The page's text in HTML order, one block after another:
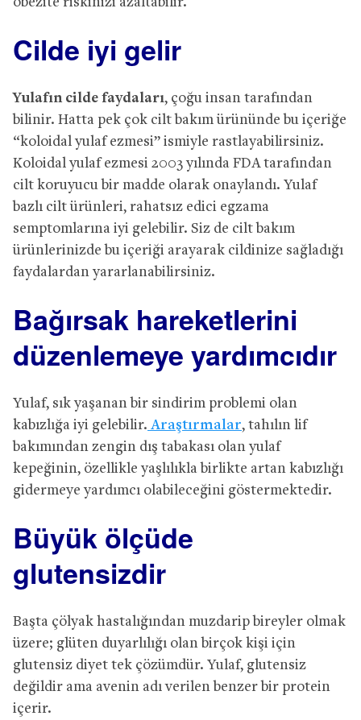
Cilde iyi gelir
Yulafın cilde faydaları, çoğu insan tarafından
bilinir. Hatta pek çok cilt bakım ürününde bu içeriğe
“koloidal yulaf ezmesi” ismiyle rastlayabilirsiniz.
Koloidal yulaf ezmesi 2003 yılında FDA tarafından
cilt koruyucu bir madde olarak onaylandı. Yulaf
bazlı cilt ürünleri, rahatsız edici egzama
semptomlarına iyi gelebilir. Siz de cilt bakım
ürünlerinizde bu içeriği arayarak cildinize sağladığı
faydalardan yararlanabilirsiniz.
Bağırsak hareketlerini
düzenlemeye yardımcıdır
Yulaf, sık yaşanan bir sindirim problemi olan
kabızlığa iyi gelebilir. Araştırmalar, tahılın lif
bakımından zengin dış tabakası olan yulaf
kepeğinin, özellikle yaşlılıkla birlikte artan kabızlığı
gidermeye yardımcı olabileceğini göstermektedir.
Büyük ölçüde
glutensizdir
Başta çölyak hastalığından muzdarip bireyler olmak
üzere; glüten duyarlılığı olan birçok kişi için
glutensiz diyet tek çözümdür. Yulaf, glutensiz
değildir ama avenin adı verilen benzer bir protein
içerir.